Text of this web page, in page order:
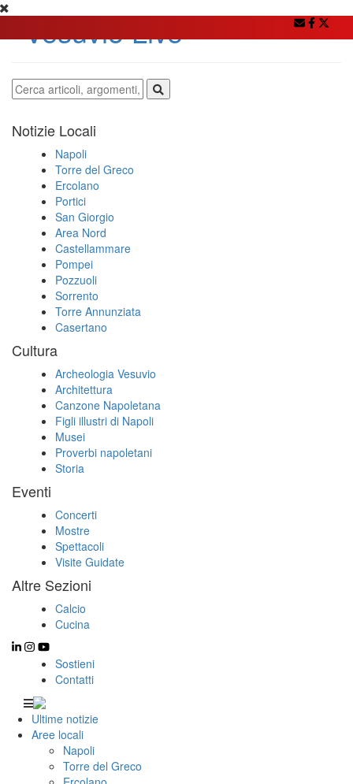
Notizie Locali
Napoli
Torre del Greco
Ercolano
Portici
San Giorgio
Area Nord
Castellammare
Pompei
Pozzuoli
Sorrento
Torre Annunziata
Casertano
Cultura
Archeologia Vesuvio
Architettura
Canzone Napoletana
Figli illustri di Napoli
Musei
Proverbi napoletani
Storia
Eventi
Concerti
Mostre
Spettacoli
Visite Guidate
Altre Sezioni
Calcio
Cucina
Sostieni
Contatti
Ultime notizie
Aree locali
Napoli
Torre del Greco